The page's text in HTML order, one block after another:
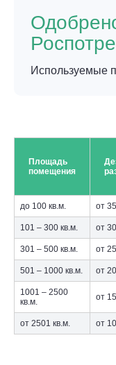
Используемые
Площадь
помещения
до 100 кв.м. от
101 – 300 кв.м. от
301 – 500 кв.м. от
501 – 1000 кв.м. от
1001 – 2500
кв.м.
от
от 2501 кв.м. от